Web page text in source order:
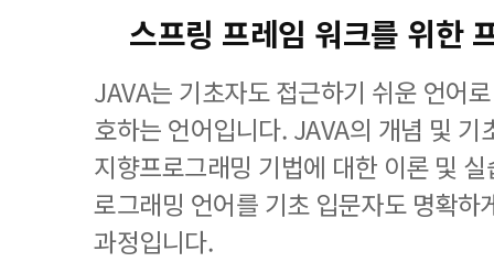
스프링 프레임 워크를 위한
JAVA는 기초자도 접근하기 쉬운 언어
호하는 언어입니다. JAVA의 개념 및 기
지향프로그래밍 기법에 대한 이론 및
로그래밍 언어를 기초 입문자도 명확하
과정입니다.